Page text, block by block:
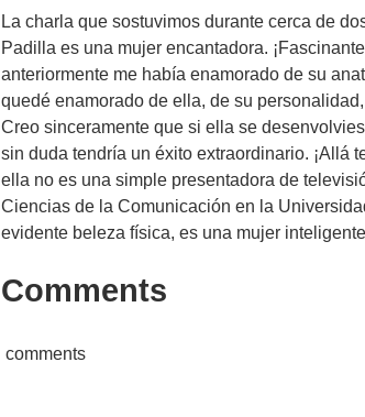
La charla que sostuvimos durante cerca de
Padilla es una mujer encantadora.
anteriormente me había enamorado de su
quedé enamorado de ella, de su
Creo sinceramente que si ella se
sin duda tendría un éxito extraordinario. ¡Allá
ella no es una simple presentadora de
Ciencias de la Comunicación en la
evidente beleza física, es una mujer
Comments
comments